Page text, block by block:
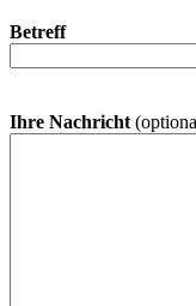
Betreff
Ihre Nachricht